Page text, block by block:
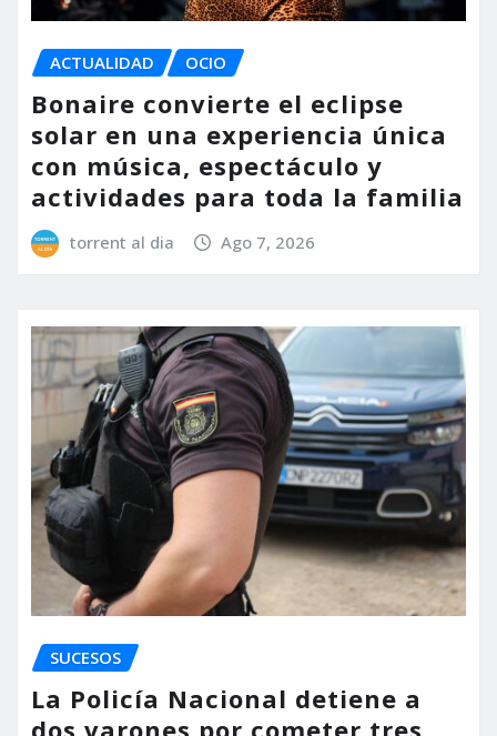
ACTUALIDAD OCIO
Bonaire convierte el eclipse
solar en una experiencia única
con música, espectáculo y
actividades para toda la familia
torrent al dia Ago 7, 2026
SUCESOS
La Policía Nacional detiene a
dos varones por cometer tres